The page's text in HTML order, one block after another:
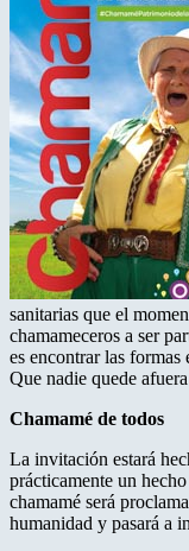
sanitarias que el
chamameceros a ser
es encontrar las formas
Que nadie quede
Chamamé de todos
La invitación estará
prácticamente un
chamamé será
humanidad y pasará a